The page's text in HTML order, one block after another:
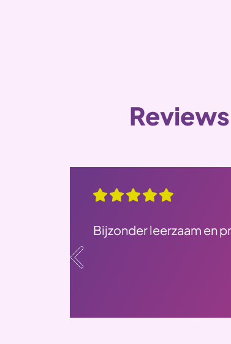
Bijzonder leerzaam en